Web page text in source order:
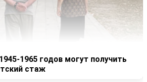
1965 годов могут получить
стаж